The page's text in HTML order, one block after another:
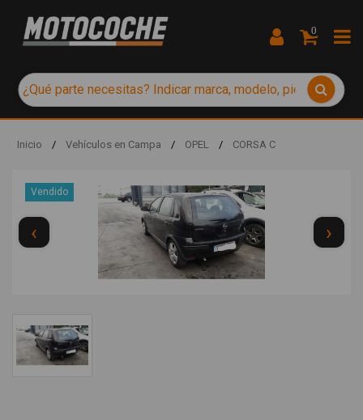
0
Inicio / Vehículos en Campa / OPEL / CORSA C
Vendido
‹ ›